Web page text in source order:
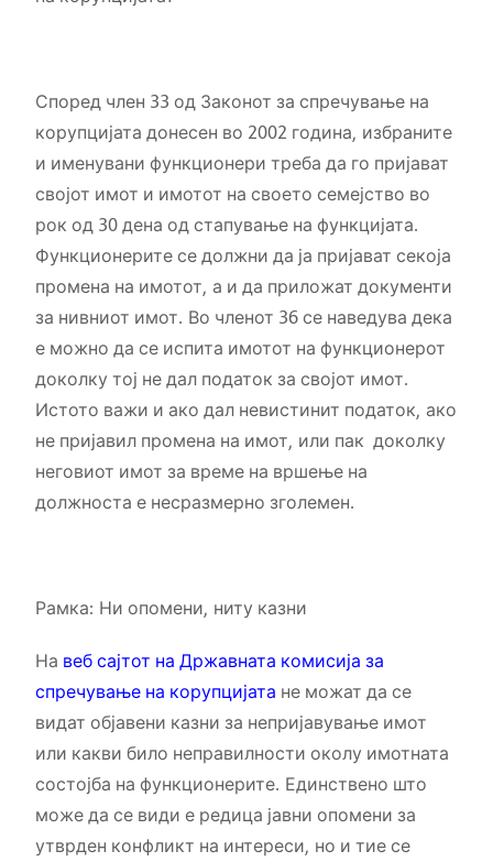
Според член 33 од Законот за спречување на
корупцијата донесен во 2002 година, избраните
и именувани функционери треба да го пријават
својот имот и имотот на своето семејство во
рок од 30 дена од стапување на функцијата.
Функционерите се должни да ја пријават секоја
промена на имотот, а и да приложат документи
за нивниот имот. Во членот 36 се наведува дека
е можно да се испита имотот на функционерот
доколку тој не дал податок за својот имот.
Истото важи и ако дал невистинит податок, ако
не пријавил промена на имот, или пак доколку
неговиот имот за време на вршење на
должноста е несразмерно зголемен.
Рамка: Ни опомени, ниту казни
На веб сајтот на Државната комисија за
спречување на корупцијата не можат да се
видат објавени казни за непријавување имот
или какви било неправилности околу имотната
состојба на функционерите. Единствено што
може да се види е редица јавни опомени за
утврден конфликт на интереси, но и тие се